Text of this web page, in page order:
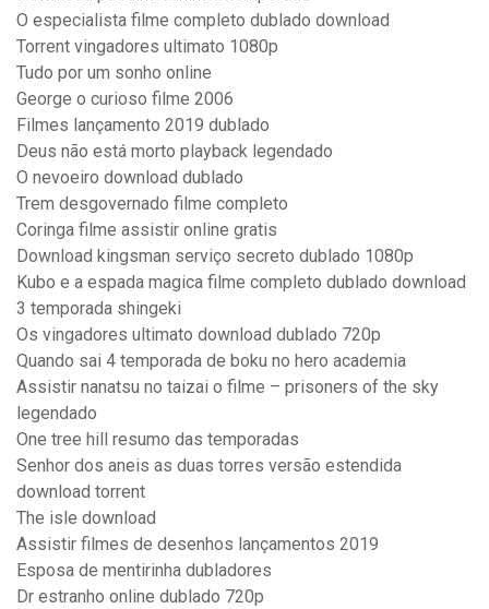
O especialista filme completo dublado download
Torrent vingadores ultimato 1080p
Tudo por um sonho online
George o curioso filme 2006
Filmes lançamento 2019 dublado
Deus não está morto playback legendado
O nevoeiro download dublado
Trem desgovernado filme completo
Coringa filme assistir online gratis
Download kingsman serviço secreto dublado 1080p
Kubo e a espada magica filme completo dublado download
3 temporada shingeki
Os vingadores ultimato download dublado 720p
Quando sai 4 temporada de boku no hero academia
Assistir nanatsu no taizai o filme – prisoners of the sky
legendado
One tree hill resumo das temporadas
Senhor dos aneis as duas torres versão estendida
download torrent
The isle download
Assistir filmes de desenhos lançamentos 2019
Esposa de mentirinha dubladores
Dr estranho online dublado 720p